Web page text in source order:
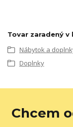
Tovar zaradený
Nábytok a
Doplnky
Chcem